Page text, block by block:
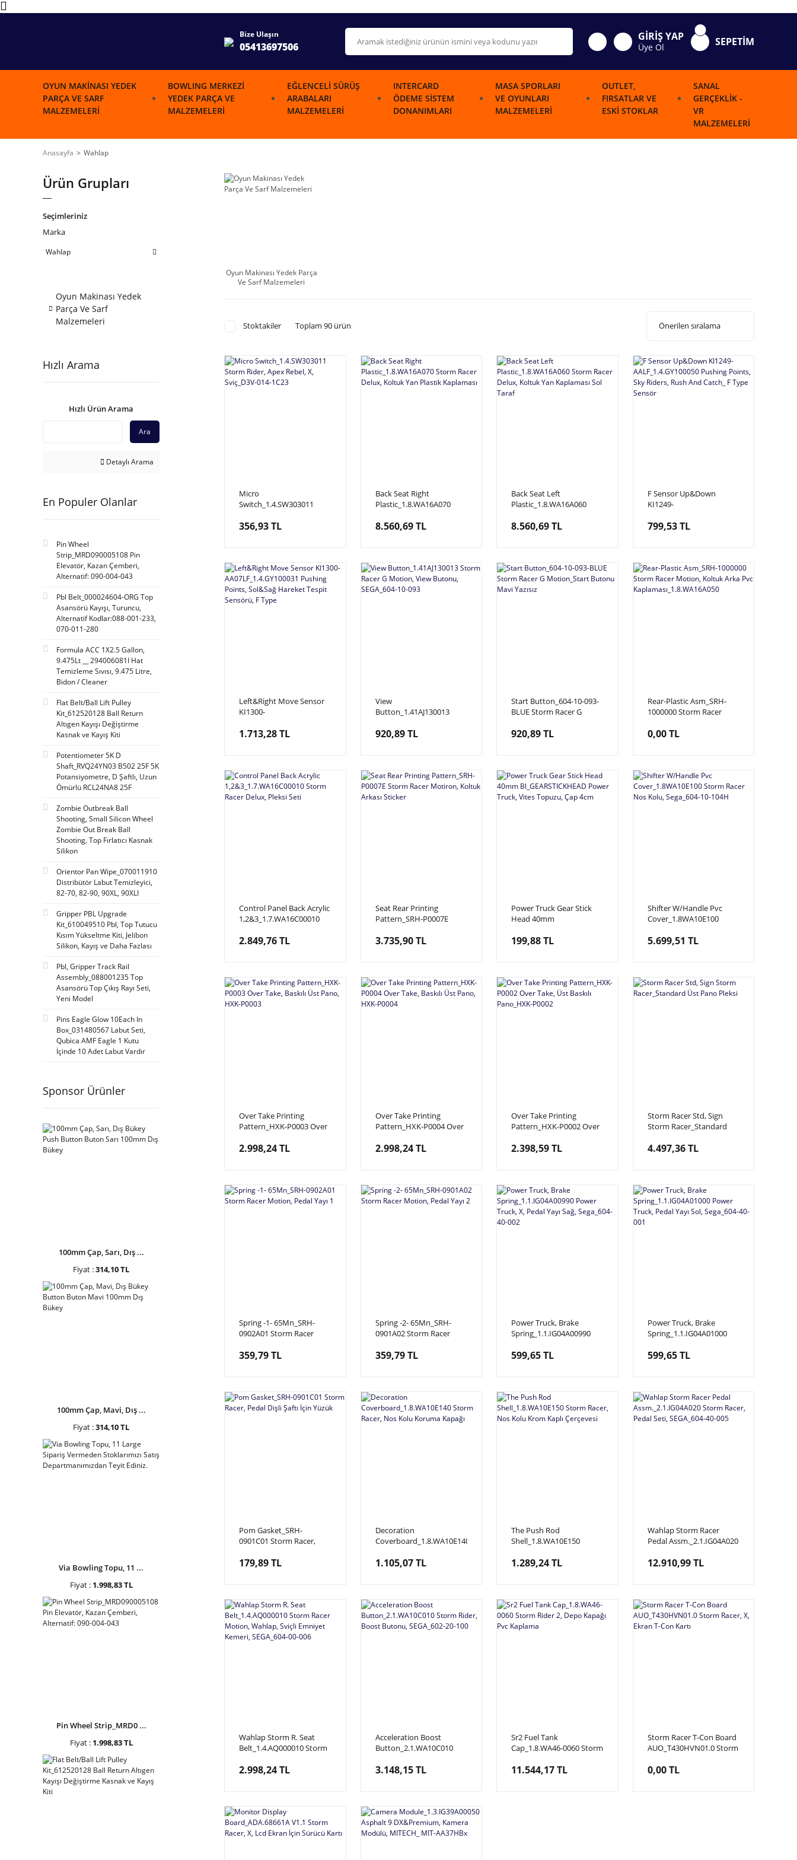
Bize Ulaşın
05413697506
GİRİŞ YAP
Üye Ol SEPETİM
OYUN MAKINASI YEDEK
PARÇA VE SARF
MALZEMELERI
BOWLING MERKEZI
YEDEK PARÇA VE
MALZEMELERI
EĞLENCELI SÜRÜŞ
ARABALARI
MALZEMELERI
INTERCARD
ÖDEME SISTEM
DONANIMLARI
MASA SPORLARI
VE OYUNLARI
MALZEMELERI
OUTLET,
FIRSATLAR VE
ESKI STOKLAR
SANAL
GERÇEKLIK -
VR
MALZEMELERI
Anasayfa Wahlap
Ürün Grupları
Seçimleriniz
Marka
Wahlap
Oyun Makinası Yedek
Parça Ve Sarf
Malzemeleri
Hızlı Arama
Hızlı Ürün Arama
Ara
Detaylı Arama
En Populer Olanlar
Pin Wheel
Strip_MRD090005108 Pin
Elevatör, Kazan Çemberi,
Alternatif: 090-004-043
Pbl Belt_000024604-ORG Top
Asansörü Kayışı, Turuncu,
Alternatif Kodlar:088-001-233,
070-011-280
Formula ACC 1X2.5 Gallon,
9.475Lt __ 294006081I Hat
Temizleme Sıvısı, 9.475 Litre,
Bidon / Cleaner
Flat Belt/Ball Lift Pulley
Kit_612520128 Ball Return
Altıgen Kayışı Değiştirme
Kasnak ve Kayış Kiti
Potentiometer 5K D
Shaft_RVQ24YN03 B502 25F 5K
Potansiyometre, D Şaftlı, Uzun
Ömürlü RCL24NA8 25F
Zombie Outbreak Ball
Shooting, Small Silicon Wheel
Zombie Out Break Ball
Shooting, Top Fırlatıcı Kasnak
Silikon
Orientor Pan Wipe_070011910
Distribütör Labut Temizleyici,
82-70, 82-90, 90XL, 90XLI
Gripper PBL Upgrade
Kit_610049510 Pbl, Top Tutucu
Kısım Yükseltme Kiti, Jelibon
Silikon, Kayış ve Daha Fazlası
Pbl, Gripper Track Rail
Assembly_088001235 Top
Asansörü Top Çıkış Rayı Seti,
Yeni Model
Pins Eagle Glow 10Each In
Box_031480567 Labut Seti,
Qubica AMF Eagle 1 Kutu
İçinde 10 Adet Labut Vardır
Sponsor Ürünler
100mm Çap, Sarı, Dış ...
Fiyat :314,10 TL
100mm Çap, Mavi, Dış ...
Fiyat :314,10 TL
Via Bowling Topu, 11 ...
Fiyat : 1.998,83 TL
Pin Wheel Strip_MRD0 ...
Fiyat : 1.998,83 TL
Oyun Makinası Yedek Parça
Ve Sarf Malzemeleri
Stoktakiler Toplam 90 ürün
Micro
Switch_1.4.SW303011
X, Sviç_D3V-014-1C23
356,93 TL
Back Seat Right
Plastic_1.8.WA16A070
Yan Plastik Kaplaması
8.560,69 TL
Back Seat Left
Plastic_1.8.WA16A060
Yan Kaplaması Sol Taraf
8.560,69 TL
F Sensor Up&Down
KI1249-
Pushing Points, Sky
799,53 TL
Left&Right Move Sensor
KI1300-
Pushing Points, Sol&Sağ
1.713,28 TL
View
Button_1.41AJ130013
View Butonu, SEGA_604-
920,89 TL
Start Button_604-10-093-
BLUE Storm Racer G
Mavi Yazısız
920,89 TL
Rear-Plastic Asm_SRH-
1000000 Storm Racer
Kaplaması_1.8.WA16A050
0,00 TL
Control Panel Back Acrylic
1,2&3_1.7.WA16C00010
Seti
2.849,76 TL
Seat Rear Printing
Pattern_SRH-P0007E
Koltuk Arkası Sticker
3.735,90 TL
Power Truck Gear Stick
Head 40mm
Power Truck, Vites
199,88 TL
Shifter W/Handle Pvc
Cover_1.8WA10E100
Sega_604-10-104H
5.699,51 TL
Over Take Printing
Pattern_HXK-P0003 Over
HXK-P0003
2.998,24 TL
Over Take Printing
Pattern_HXK-P0004 Over
HXK-P0004
2.998,24 TL
Over Take Printing
Pattern_HXK-P0002 Over
Pano_HXK-P0002
2.398,59 TL
Storm Racer Std, Sign
Storm Racer_Standard
4.497,36 TL
Spring -1- 65Mn_SRH-
0902A01 Storm Racer
359,79 TL
Spring -2- 65Mn_SRH-
0901A02 Storm Racer
359,79 TL
Power Truck, Brake
Spring_1.1.IG04A00990
Sağ, Sega_604-40-002
599,65 TL
Power Truck, Brake
Spring_1.1.IG04A01000
Sol, Sega_604-40-001
599,65 TL
Pom Gasket_SRH-
0901C01 Storm Racer,
179,89 TL
Decoration
Coverboard_1.8.WA10E140
Koruma Kapağı
1.105,07 TL
The Push Rod
Shell_1.8.WA10E150
Krom Kaplı Çerçevesi
1.289,24 TL
Wahlap Storm Racer
Pedal Assm._2.1.IG04A020
SEGA_604-40-005
12.910,99 TL
Wahlap Storm R. Seat
Belt_1.4.AQ000010 Storm
Sviçli Emniyet Kemeri,
2.998,24 TL
Acceleration Boost
Button_2.1.WA10C010
Butonu, SEGA_602-20-100
3.148,15 TL
Sr2 Fuel Tank
Cap_1.8.WA46-0060 Storm
Kaplama
11.544,17 TL
Storm Racer T-Con Board
AUO_T430HVN01.0 Storm
Kartı
0,00 TL